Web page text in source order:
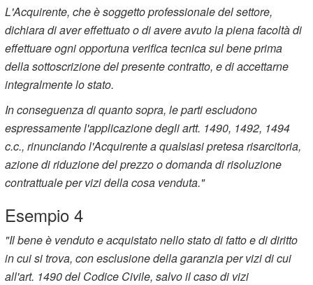
L'Acquirente, che è soggetto professionale del settore,
dichiara di aver effettuato o di avere avuto la piena facoltà di
effettuare ogni opportuna verifica tecnica sul bene prima
della sottoscrizione del presente contratto, e di accettarne
integralmente lo stato.
In conseguenza di quanto sopra, le parti escludono
espressamente l'applicazione degli artt. 1490, 1492, 1494
c.c., rinunciando l'Acquirente a qualsiasi pretesa risarcitoria,
azione di riduzione del prezzo o domanda di risoluzione
contrattuale per vizi della cosa venduta."
Esempio 4
"Il bene è venduto e acquistato nello stato di fatto e di diritto
in cui si trova, con esclusione della garanzia per vizi di cui
all'art. 1490 del Codice Civile, salvo il caso di vizi